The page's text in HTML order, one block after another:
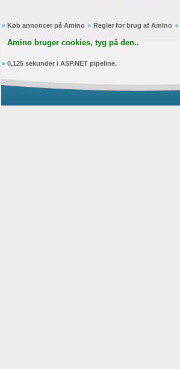
Køb annoncer på Amino Regler for brug af Amino
Amino bruger cookies, tyg på den..
0,125 sekunder i ASP.NET pipeline.